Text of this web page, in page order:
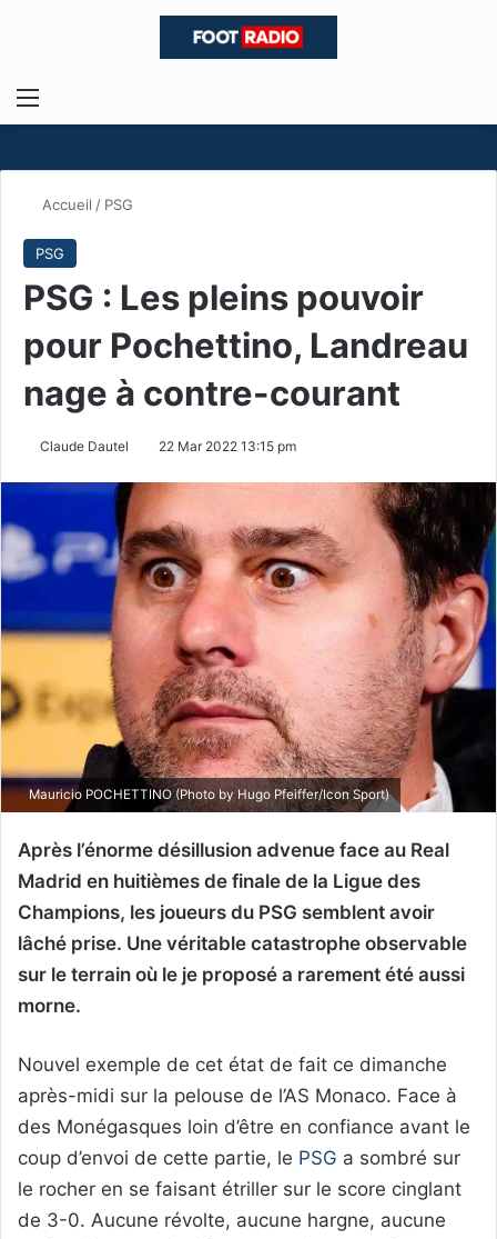
Menu
Accueil / PSG
PSG
PSG : Les pleins pouvoir
pour Pochettino, Landreau
nage à contre-courant
Claude Dautel 22 Mar 2022 13:15 pm
Mauricio POCHETTINO (Photo by Hugo Pfeiffer/Icon Sport)
Après l’énorme désillusion advenue face au Real
Madrid en huitièmes de finale de la Ligue des
Champions, les joueurs du PSG semblent avoir
lâché prise. Une véritable catastrophe observable
sur le terrain où le je proposé a rarement été aussi
morne.
Nouvel exemple de cet état de fait ce dimanche
après-midi sur la pelouse de l’AS Monaco. Face à
des Monégasques loin d’être en confiance avant le
coup d’envoi de cette partie, le PSG a sombré sur
le rocher en se faisant étriller sur le score cinglant
de 3-0. Aucune révolte, aucune hargne, aucune